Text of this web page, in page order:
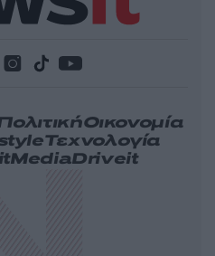
Οικονομία
Τεχνολογία
MediaDriveit